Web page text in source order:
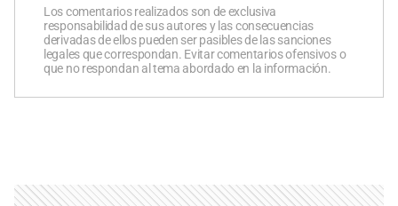
Los comentarios realizados son de exclusiva
responsabilidad de sus autores y las consecuencias
derivadas de ellos pueden ser pasibles de las sanciones
legales que correspondan. Evitar comentarios ofensivos o
que no respondan al tema abordado en la información.